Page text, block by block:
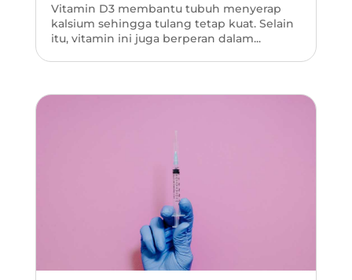
Vitamin D3 membantu tubuh menyerap
kalsium sehingga tulang tetap kuat. Selain
itu, vitamin ini juga berperan dalam...